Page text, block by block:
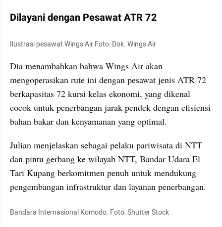
Dilayani dengan Pesawat ATR 72
Ilustrasi pesawat Wings Air Foto: Dok. Wings Air
Dia menambahkan bahwa Wings Air akan
mengoperasikan rute ini dengan pesawat jenis ATR 72
berkapasitas 72 kursi kelas ekonomi, yang dikenal
cocok untuk penerbangan jarak pendek dengan efisiensi
bahan bakar dan kenyamanan yang optimal.
Julian menjelaskan sebagai pelaku pariwisata di NTT
dan pintu gerbang ke wilayah NTT, Bandar Udara El
Tari Kupang berkomitmen penuh untuk mendukung
pengembangan infrastruktur dan layanan penerbangan.
Bandara Internasional Komodo. Foto: Shutter Stock